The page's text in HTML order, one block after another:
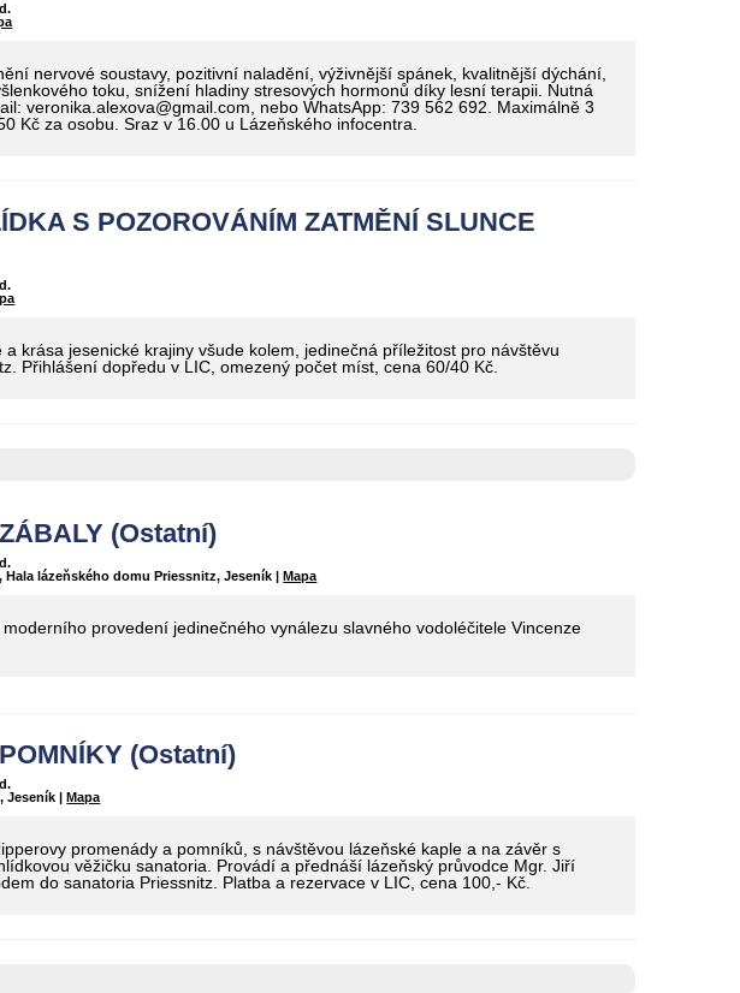
nervové soustavy, pozitivní naladění, výživnější spánek, kvalitnější dýchání,
toku, snížení hladiny stresových hormonů díky lesní terapii. Nutná
veronika.alexova@gmail.com, nebo WhatsApp: 739 562 692. Maximálně 3
Kč za osobu. Sraz v 16.00 u Lázeňského infocentra.
S POZOROVÁNÍM ZATMĚNÍ SLUNCE
krása jesenické krajiny všude kolem, jedinečná příležitost pro návštěvu
Přihlášení dopředu v LIC, omezený počet míst, cena 60/40 Kč.
(Ostatní)
Hala lázeňského domu Priessnitz, Jeseník |Mapa
provedení jedinečného vynálezu slavného vodoléčitele Vincenze
(Ostatní)
Jeseník |Mapa
promenády a pomníků, s návštěvou lázeňské kaple a na závěr s
věžičku sanatoria. Provádí a přednáší lázeňský průvodce Mgr. Jiří
do sanatoria Priessnitz. Platba a rezervace v LIC, cena 100,- Kč.